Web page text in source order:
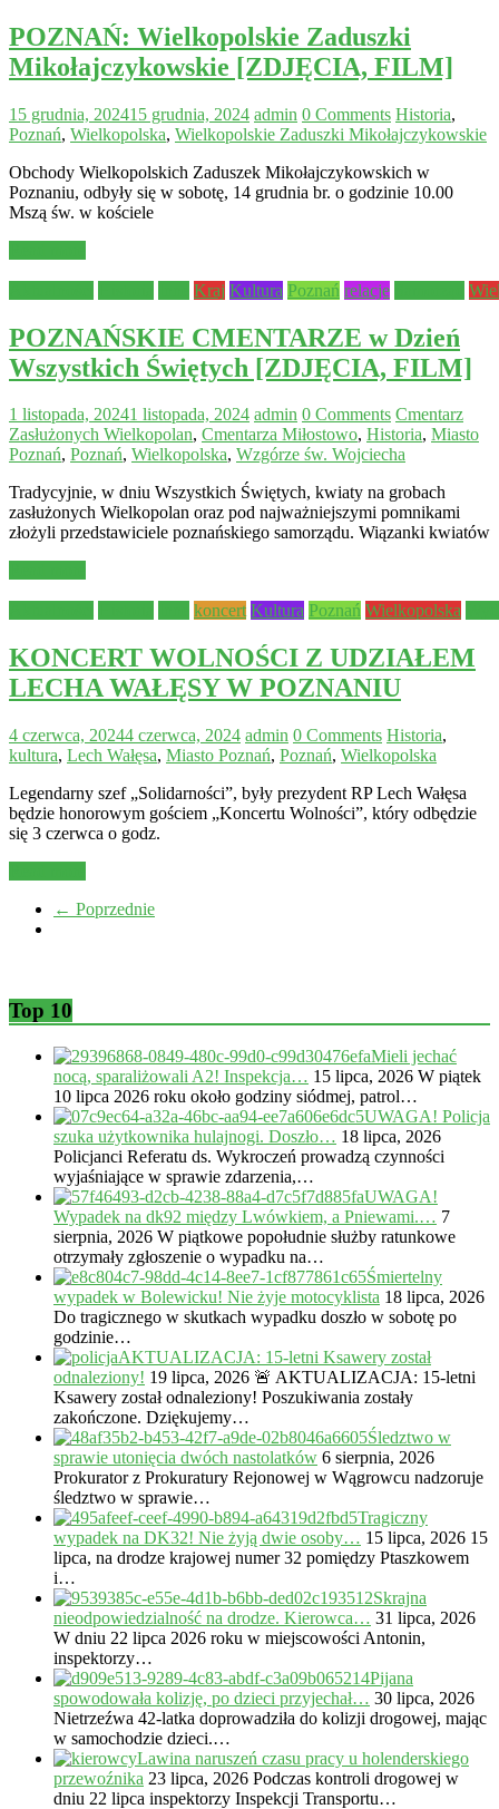
POZNAŃ: Wielkopolskie Zaduszki
Mikołajczykowskie [ZDJĘCIA, FILM]
15 grudnia, 202415 grudnia, 2024 admin 0 Comments Historia,
Poznań, Wielkopolska, Wielkopolskie Zaduszki Mikołajczykowskie
Obchody Wielkopolskich Zaduszek Mikołajczykowskich w
Poznaniu, odbyły się w sobotę, 14 grudnia br. o godzinie 10.00
Mszą św. w kościele
Kraj Kultura Poznań relacje
POZNAŃSKIE CMENTARZE w Dzień
Wszystkich Świętych [ZDJĘCIA, FILM]
1 listopada, 20241 listopada, 2024 admin 0 Comments Cmentarz
Zasłużonych Wielkopolan, Cmentarza Miłostowo, Historia, Miasto
Poznań, Poznań, Wielkopolska, Wzgórze św. Wojciecha
Tradycyjnie, w dniu Wszystkich Świętych, kwiaty na grobach
zasłużonych Wielkopolan oraz pod najważniejszymi pomnikami
złożyli przedstawiciele poznańskiego samorządu. Wiązanki kwiatów
koncert Kultura Poznań Wielkopolska
KONCERT WOLNOŚCI Z UDZIAŁEM
LECHA WAŁĘSY W POZNANIU
4 czerwca, 20244 czerwca, 2024 admin 0 Comments Historia,
kultura, Lech Wałęsa, Miasto Poznań, Poznań, Wielkopolska
Legendarny szef „Solidarności”, były prezydent RP Lech Wałęsa
będzie honorowym gościem „Koncertu Wolności”, który odbędzie
się 3 czerwca o godz.
← Poprzednie
Top 10
Mieli jechać
nocą, sparaliżowali A2! Inspekcja… 15 lipca, 2026 W piątek
10 lipca 2026 roku około godziny siódmej, patrol…
UWAGA! Policja
szuka użytkownika hulajnogi. Doszło… 18 lipca, 2026
Policjanci Referatu ds. Wykroczeń prowadzą czynności
wyjaśniające w sprawie zdarzenia,…
UWAGA!
Wypadek na dk92 między Lwówkiem, a Pniewami.… 7
sierpnia, 2026 W piątkowe popołudnie służby ratunkowe
otrzymały zgłoszenie o wypadku na…
Śmiertelny
wypadek w Bolewicku! Nie żyje motocyklista 18 lipca, 2026
Do tragicznego w skutkach wypadku doszło w sobotę po
godzinie…
AKTUALIZACJA: 15-letni Ksawery został
odnaleziony! 19 lipca, 2026 🚨 AKTUALIZACJA: 15-letni
Ksawery został odnaleziony! Poszukiwania zostały
zakończone. Dziękujemy…
Śledztwo w
sprawie utonięcia dwóch nastolatków 6 sierpnia, 2026
Prokurator z Prokuratury Rejonowej w Wągrowcu nadzoruje
śledztwo w sprawie…
Tragiczny
wypadek na DK32! Nie żyją dwie osoby… 15 lipca, 2026 15
lipca, na drodze krajowej numer 32 pomiędzy Ptaszkowem
i…
Skrajna
nieodpowiedzialność na drodze. Kierowca… 31 lipca, 2026
W dniu 22 lipca 2026 roku w miejscowości Antonin,
inspektorzy…
Pijana
spowodowała kolizję, po dzieci przyjechał… 30 lipca, 2026
Nietrzeźwa 42-latka doprowadziła do kolizji drogowej, mając
w samochodzie dzieci.…
Lawina naruszeń czasu pracy u holenderskiego
przewoźnika 23 lipca, 2026 Podczas kontroli drogowej w
dniu 22 lipca inspektorzy Inspekcji Transportu…